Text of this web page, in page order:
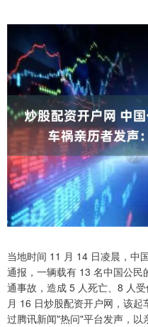
当地时间 11 月 14 日凌晨，中
通报，一辆载有 13 名中国公
通事故，造成 5 人死亡、8 人
月 16 日炒股配资开户网，该
过腾讯新闻"热问"平台发声，以